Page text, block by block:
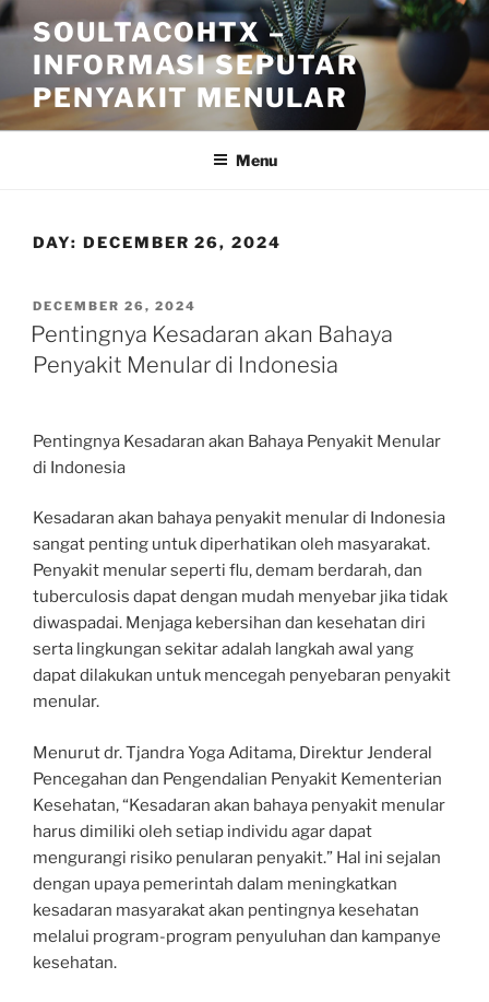
Skip
to
content
SOULTACOHTX –
INFORMASI SEPUTAR
PENYAKIT MENULAR
Menu
DAY: DECEMBER 26, 2024
POSTED
ON
DECEMBER 26, 2024
Pentingnya Kesadaran akan Bahaya
Penyakit Menular di Indonesia
Pentingnya Kesadaran akan Bahaya Penyakit Menular
di Indonesia
Kesadaran akan bahaya penyakit menular di Indonesia
sangat penting untuk diperhatikan oleh masyarakat.
Penyakit menular seperti flu, demam berdarah, dan
tuberculosis dapat dengan mudah menyebar jika tidak
diwaspadai. Menjaga kebersihan dan kesehatan diri
serta lingkungan sekitar adalah langkah awal yang
dapat dilakukan untuk mencegah penyebaran penyakit
menular.
Menurut dr. Tjandra Yoga Aditama, Direktur Jenderal
Pencegahan dan Pengendalian Penyakit Kementerian
Kesehatan, “Kesadaran akan bahaya penyakit menular
harus dimiliki oleh setiap individu agar dapat
mengurangi risiko penularan penyakit.” Hal ini sejalan
dengan upaya pemerintah dalam meningkatkan
kesadaran masyarakat akan pentingnya kesehatan
melalui program-program penyuluhan dan kampanye
kesehatan.